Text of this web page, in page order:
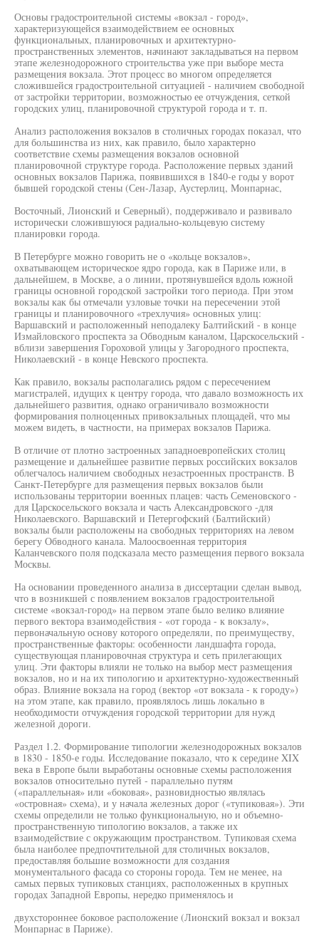
Основы градостроительной системы «вокзал - город»,
характеризующейся взаимодействием ее основных
функциональных, планировочных и архитектурно-
пространственных элементов, начинают закладываться на первом
этапе железнодорожного строительства уже при выборе места
размещения вокзала. Этот процесс во многом определяется
сложившейся градостроительной ситуацией - наличием свободной
от застройки территории, возможностью ее отчуждения, сеткой
городских улиц, планировочной структурой города и т. п.
Анализ расположения вокзалов в столичных городах показал, что
для большинства из них, как правило, было характерно
соответствие схемы размещения вокзалов основной
планировочной структуре города. Расположение первых зданий
основных вокзалов Парижа, появившихся в 1840-е годы у ворот
бывшей городской стены (Сен-Лазар, Аустерлиц, Монпарнас,
Восточный, Лионский и Северный), поддерживало и развивало
исторически сложившуюся радиально-кольцевую систему
планировки города.
В Петербурге можно говорить не о «кольце вокзалов»,
охватывающем историческое ядро города, как в Париже или, в
дальнейшем, в Москве, а о линии, протянувшейся вдоль южной
границы основной городской застройки того периода. При этом
вокзалы как бы отмечали узловые точки на пересечении этой
границы и планировочного «трехлучия» основных улиц:
Варшавский и расположенный неподалеку Балтийский - в конце
Измайловского проспекта за Обводным каналом, Царскосельский -
вблизи завершения Гороховой улицы у Загородного проспекта,
Николаевский - в конце Невского проспекта.
Как правило, вокзалы располагались рядом с пересечением
магистралей, идущих к центру города, что давало возможность их
дальнейшего развития, однако ограничивало возможности
формирования полноценных привокзальных площадей, что мы
можем видеть, в частности, на примерах вокзалов Парижа.
В отличие от плотно застроенных западноевропейских столиц
размещение и дальнейшее развитие первых российских вокзалов
облегчалось наличием свободных незастроенных пространств. В
Санкт-Петербурге для размещения первых вокзалов были
использованы территории военных плацев: часть Семеновского -
для Царскосельского вокзала и часть Александровского -для
Николаевского. Варшавский и Петергофский (Балтийский)
вокзалы были расположены на свободных территориях на левом
берегу Обводного канала. Малоосвоенная территория
Каланчевского поля подсказала место размещения первого вокзала
Москвы.
На основании проведенного анализа в диссертации сделан вывод,
что в возникшей с появлением вокзалов градостроительной
системе «вокзал-город» на первом этапе было велико влияние
первого вектора взаимодействия - «от города - к вокзалу»,
первоначальную основу которого определяли, по преимуществу,
пространственные факторы: особенности ландшафта города,
существующая планировочная структура и сеть прилегающих
улиц. Эти факторы влияли не только на выбор мест размещения
вокзалов, но и на их типологию и архитектурно-художественный
образ. Влияние вокзала на город (вектор «от вокзала - к городу»)
на этом этапе, как правило, проявлялось лишь локально в
необходимости отчуждения городской территории для нужд
железной дороги.
Раздел 1.2. Формирование типологии железнодорожных вокзалов
в 1830 - 1850-е годы. Исследование показало, что к середине XIX
века в Европе были выработаны основные схемы расположения
вокзалов относительно путей - параллельно путям
(«параллельная» или «боковая», разновидностью являлась
«островная» схема), и у начала железных дорог («тупиковая»). Эти
схемы определили не только функциональную, но и объемно-
пространственную типологию вокзалов, а также их
взаимодействие с окружающим пространством. Тупиковая схема
была наиболее предпочтительной для столичных вокзалов,
предоставляя большие возможности для создания
монументального фасада со стороны города. Тем не менее, на
самых первых тупиковых станциях, расположенных в крупных
городах Западной Европы, нередко применялось и
двухстороннее боковое расположение (Лионский вокзал и вокзал
Монпарнас в Париже).